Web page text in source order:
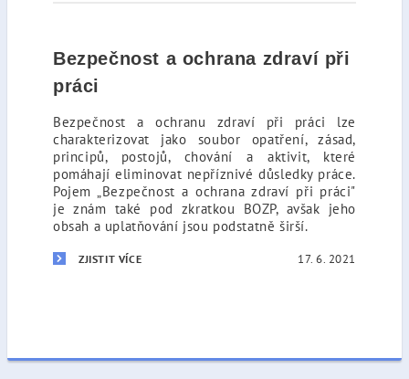
Bezpečnost a ochrana zdraví při
práci
Bezpečnost a ochranu zdraví při práci lze
charakterizovat jako soubor opatření, zásad,
principů, postojů, chování a aktivit, které
pomáhají eliminovat nepříznivé důsledky práce.
Pojem „Bezpečnost a ochrana zdraví při práci"
je znám také pod zkratkou BOZP, avšak jeho
obsah a uplatňování jsou podstatně širší.
ZJISTIT VÍCE 17. 6. 2021